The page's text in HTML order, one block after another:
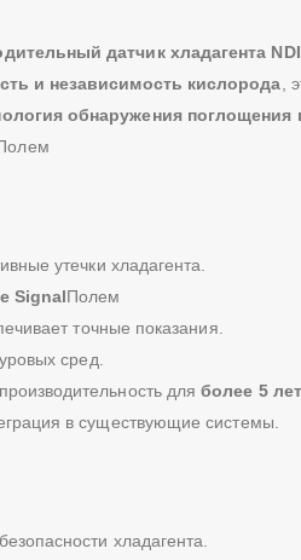
датчик хладагента
и независимость кислорода ,
обнаружения поглощения
утечки хладагента.
SignalПолем
точные показания.
сред.
дляболее 5 лет
в существующие системы.
хладагента.